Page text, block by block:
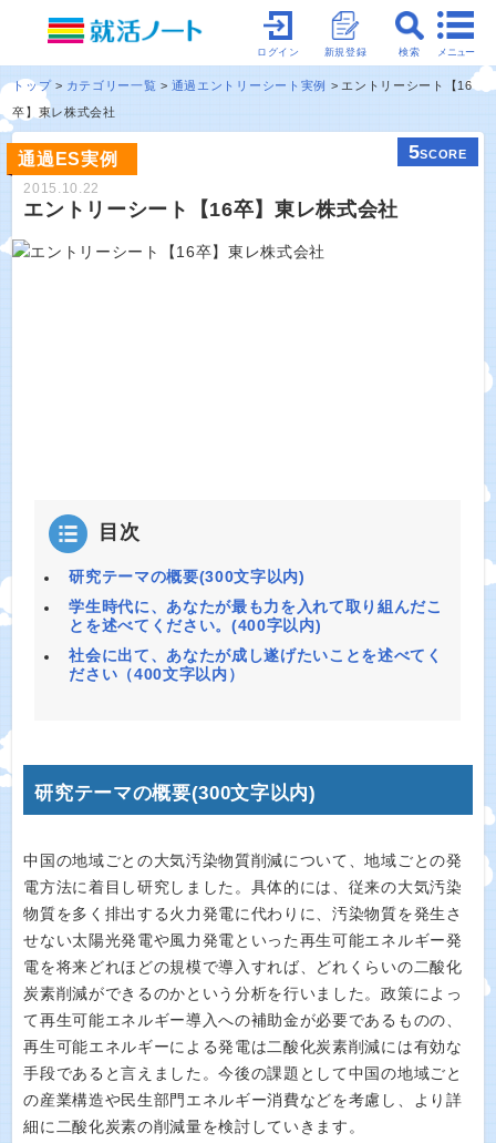
メニュー
検索
新規登録
ログイン
トップ カテゴリー一覧 通過エントリーシート実例
エントリーシート【16
卒】東レ株式会社
通過ES実例 5SCORE
2015.10.22
エントリーシート【16卒】東レ株式会社
目次
研究テーマの概要(300文字以内)
学生時代に、あなたが最も力を入れて取り組んだこ
とを述べてください。(400字以内)
社会に出て、あなたが成し遂げたいことを述べてく
ださい（400文字以内）
研究テーマの概要(300文字以内)
中国の地域ごとの大気汚染物質削減について、地域ごとの発
電方法に着目し研究しました。具体的には、従来の大気汚染
物質を多く排出する火力発電に代わりに、汚染物質を発生さ
せない太陽光発電や風力発電といった再生可能エネルギー発
電を将来どれほどの規模で導入すれば、どれくらいの二酸化
炭素削減ができるのかという分析を行いました。政策によっ
て再生可能エネルギー導入への補助金が必要であるものの、
再生可能エネルギーによる発電は二酸化炭素削減には有効な
手段であると言えました。今後の課題として中国の地域ごと
の産業構造や民生部門エネルギー消費などを考慮し、より詳
細に二酸化炭素の削減量を検討していきます。